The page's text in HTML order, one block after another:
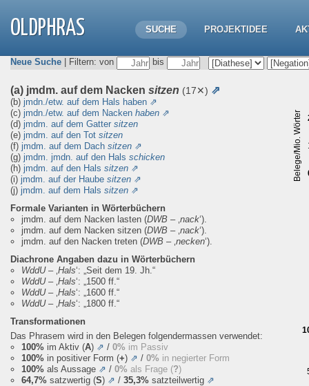
OLDPHRAS SUCHE PROJEKTIDEE
Neue Suche | Filtern: von bis
(a) jmdm. auf dem Nacken sitzen (17✕) ⇗
(b) jmdn./etw. auf dem Hals haben ⇗
(c) jmdn./etw. auf dem Nacken haben ⇗
(d) jmdm. auf dem Gatter sitzen
(e) jmdm. auf den Tot sitzen
(f) jmdm. auf dem Dach sitzen ⇗
(g) jmdm. jmdn. auf den Hals schicken
(h) jmdm. auf den Hals sitzen ⇗
(i) jmdm. auf der Haube sitzen ⇗
(j) jmdm. auf dem Hals sitzen ⇗
Formale Varianten in Wörterbüchern
jmdm. auf dem Nacken lasten (DWB – ‚nack‘).
jmdm. auf dem Nacken sitzen (DWB – ‚nack‘).
jmdm. auf den Nacken treten (DWB – ‚necken‘).
Diachrone Angaben dazu in Wörterbüchern
WddU– ‚Hals‘: „Seit dem 19. Jh.“
WddU– ‚Hals‘: „1500 ff.“
WddU– ‚Hals‘: „1600 ff.“
WddU– ‚Hals‘: „1800 ff.“
Belege/Mio. Wörter
Transformationen
Das Phrasem wird in den Belegen folgendermassen verwendet:
100% im Aktiv (A) ⇗ / 0% im Passiv
100% in positiver Form (+) ⇗ / 0% in negierter Form
100% als Aussage ⇗ / 0% als Frage (?)
64,7% satzwertig (S) ⇗ / 35,3% satzteilwertig ⇗